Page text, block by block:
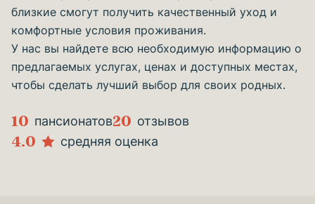
близкие смогут получить качественный уход и
комфортные условия проживания.
У нас вы найдете всю необходимую информацию о
предлагаемых услугах, ценах и доступных местах,
чтобы сделать лучший выбор для своих родных.
10 пансионатов20 отзывов
4.0 средняя оценка